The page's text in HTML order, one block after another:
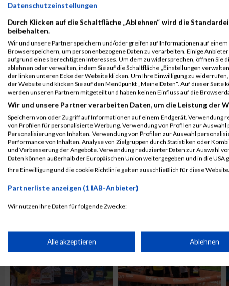
ALBUM B2RUN MÜNCHEN / 15.07.2026
ALBUM B2RUN KÖLN / 05.09.2019
Datenschutzeinstellungen
Durch Klicken auf die Schaltfläche „Ablehnen“ wird die
beibehalten.
Wir und unsere Partner speichern und/oder greifen auf Informationen auf einem
Browserspeichern, um personenbezogene Daten zu verarbeiten. Einige
aufgrund eines berechtigten Interesses. Um dem zu widersprechen, öffnen Sie
ablehnen oder verwalten, indem Sie auf die Schaltfläche „Einstellungen
der linken unteren Ecke der Website klicken. Um Ihre Einwilligung zu
der Website und klicken Sie auf den Menüpunkt „Meine Daten“. Auf dieser
werden unseren Partnern mitgeteilt und haben keinen Einfluss auf die
Wir und unsere Partner verarbeiten Daten, um die Leistung der
Speichern von oder Zugriff auf Informationen auf einem Endgerät. Verwendung
von Profilen für personalisierte Werbung. Verwendung von Profilen zur
Personalisierung von Inhalten. Verwendung von Profilen zur Auswahl
Performance von Inhalten. Analyse von Zielgruppen durch Statistiken oder
und Verbesserung der Angebote. Verwendung reduzierter Daten zur Auswahl
Daten können außerhalb der Europäischen Union weitergegeben und in die USA
Ihre Einwilligung und die cookie Richtlinie gelten ausschließlich für diese
Partnerliste anzeigen (1 IAB-Anbieter)
Wir nutzen Ihre Daten für folgende Zwecke:
Speichern von oder Zugriff auf Informationen auf einem
Verwendung reduzierter Daten zur Auswahl von Werbeanzeigen
Alle akzeptieren Ablehnen